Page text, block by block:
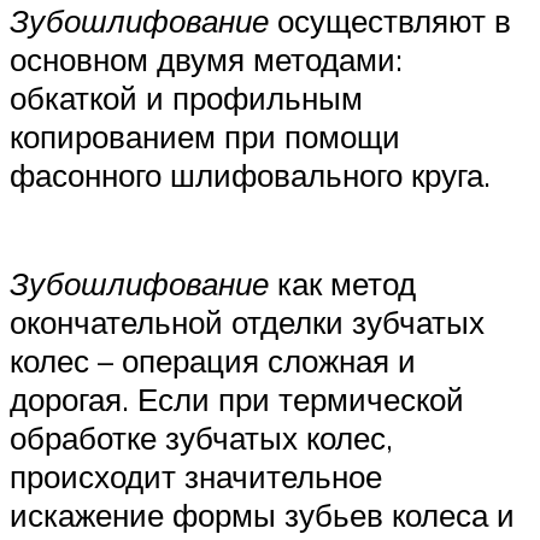
Зубошлифование осуществляют в
основном двумя методами:
обкаткой и профильным
копированием при помощи
фасонного шлифовального круга.
Зубошлифование как метод
окончательной отделки зубчатых
колес – операция сложная и
дорогая. Если при термической
обработке зубчатых колес,
происходит значительное
искажение формы зубьев колеса и